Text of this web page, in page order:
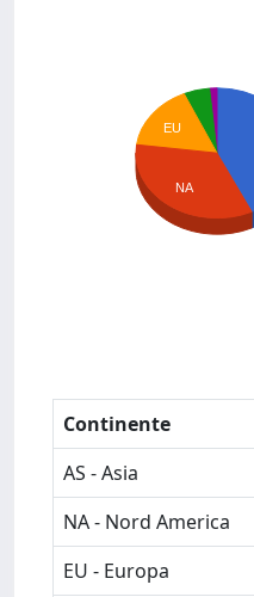
EU
NA
Continente
AS - Asia
NA - Nord America
EU - Europa